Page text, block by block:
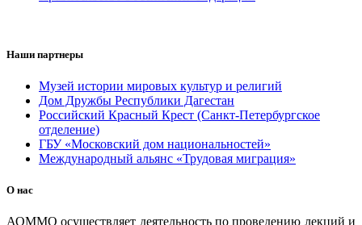
Наши партнеры
Музей истории мировых культур и религий
Дом Дружбы Республики Дагестан
Российский Красный Крест (Санкт-Петербургское
отделение)
ГБУ «Московский дом национальностей»
Международный альянс «Трудовая миграция»
О нас
АОММО осуществляет деятельность по проведению лекций и